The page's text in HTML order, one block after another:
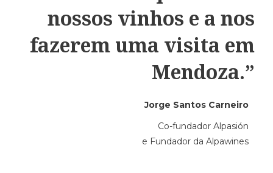
nossos vinhos e a nos
fazerem uma visita em
Mendoza.”
Jorge Santos Carneiro
Co-fundador Alpasión
e Fundador da Alpawines